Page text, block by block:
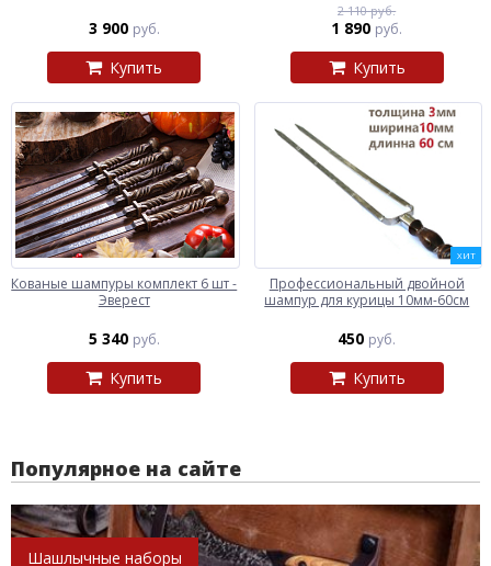
3 900 руб.
Купить
2 110 руб.
1 890 руб.
Купить
Кованые шампуры комплект 6 шт -
Эверест
5 340 руб.
Купить
ХИТ
Профессиональный двойной
шампур для курицы 10мм-60см
450 руб.
Купить
Популярное на сайте
Шашлычные наборы